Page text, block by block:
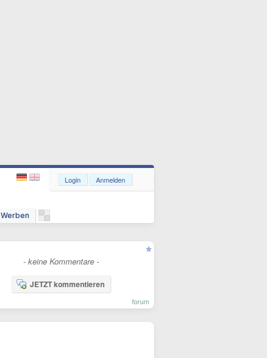
Werben
Login Anmelden
- keine Kommentare -
JETZT kommentieren
forum